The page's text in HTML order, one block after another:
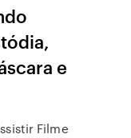
e
Filme